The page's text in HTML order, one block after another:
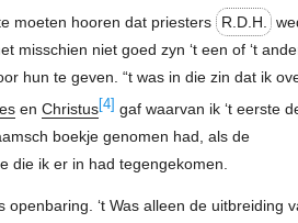
moeten hooren dat priesters R.D.H.
misschien niet goed zyn ‘t een of ‘t
hun te geven. “t was in die zin dat ik
en Christus[4] gaf waarvan ik ‘t eerste
boekje genomen had, als de
die ik er in had tegengekomen.
openbaring. ‘t Was alleen de uitbreiding